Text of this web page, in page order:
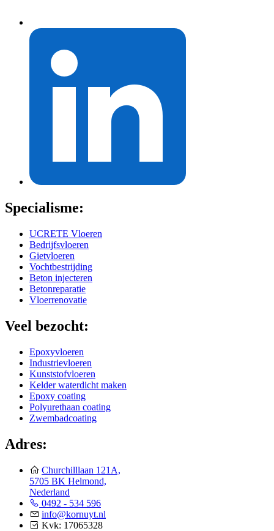
Specialisme:
UCRETE Vloeren
Bedrijfsvloeren
Gietvloeren
Vochtbestrijding
Beton injecteren
Betonreparatie
Vloerrenovatie
Veel bezocht:
Epoxyvloeren
Industrievloeren
Kunststofvloeren
Kelder waterdicht maken
Epoxy coating
Polyurethaan coating
Zwembadcoating
Adres:
Churchilllaan 121A,
5705 BK Helmond,
Nederland
0492 - 534 596
info@kornuyt.nl
Kvk: 17065328